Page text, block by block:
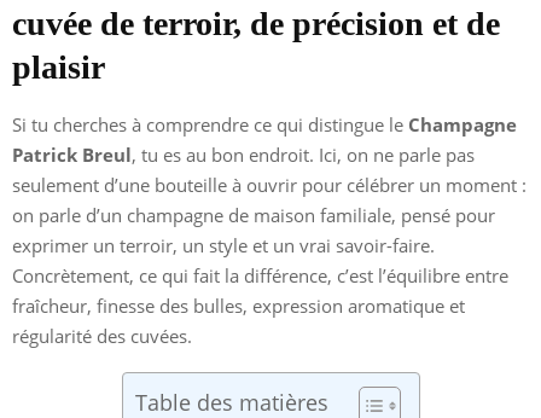
cuvée de terroir, de précision et de
plaisir
Si tu cherches à comprendre ce qui distingue le Champagne
Patrick Breul, tu es au bon endroit. Ici, on ne parle pas
seulement d’une bouteille à ouvrir pour célébrer un moment :
on parle d’un champagne de maison familiale, pensé pour
exprimer un terroir, un style et un vrai savoir-faire.
Concrètement, ce qui fait la différence, c’est l’équilibre entre
fraîcheur, finesse des bulles, expression aromatique et
régularité des cuvées.
Table des matières